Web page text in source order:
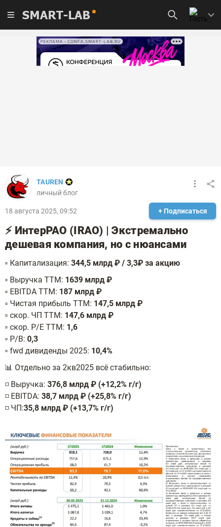
SMART-LAB
РЕКЛАМА • CONFA.SMART-LAB.RU
TAUREN
личный блог
18 августа 2025, 09:52 + Подписаться
⚡️ ИнтерРАО (IRAO) | Экстремально
дешевая компания, но с нюансами
▫️ Капитализация: 344,5 млрд ₽ / 3,3₽ за акцию
▫️ Выручка ТТМ: 1639 млрд ₽
▫️ EBITDA ТТМ: 187 млрд ₽
▫️ Чистая прибыль ТТМ: 147,5 млрд ₽
▫️ скор. ЧП ТТМ: 147,6 млрд ₽
▫️ скор. P/E ТТМ: 1,6
▫️ P/B: 0,3
▫️ fwd дивиденды 2025: 10,4%
📊 Отдельно за 2кв2025 всё стабильно:
◽️ Выручка: 376,8 млрд ₽ (+12,2% г/г)
◽️ EBITDA: 38,7 млрд ₽ (+25,8% г/г)
◽️ ЧП:35,8 млрд ₽ (+13,7% г/г)